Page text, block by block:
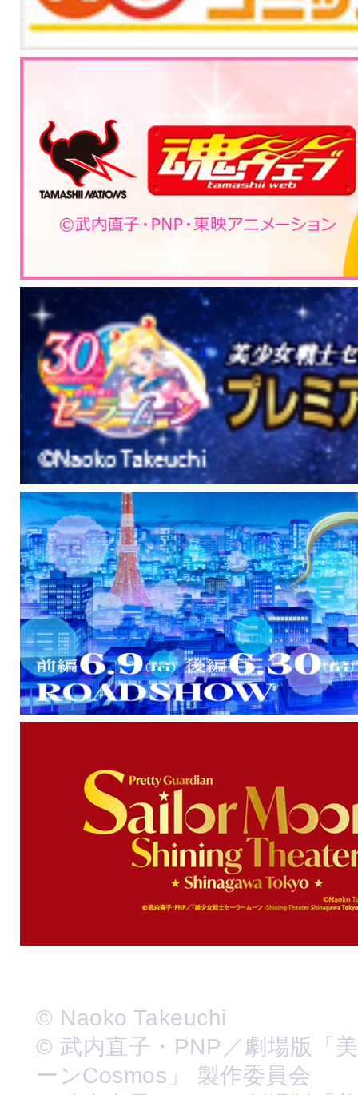
© Naoko Takeuchi
© 武内直子・PNP／劇場版「
ーンCosmos」 製作委員会